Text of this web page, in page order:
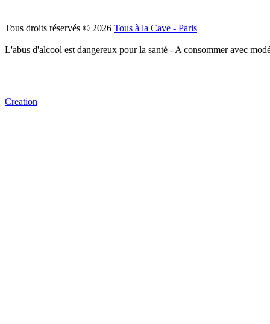
Tous droits réservés © 2026 Tous à la Cave - Paris
L'abus d'alcool est dangereux pour la santé - A consommer avec
Creation